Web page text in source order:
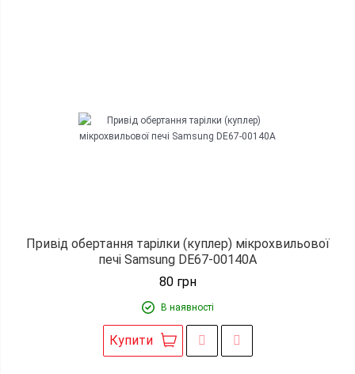
Привід обертання тарілки (куплер) мікрохвильової
печі Samsung DE67-00140A
80грн
В наявності
Купити